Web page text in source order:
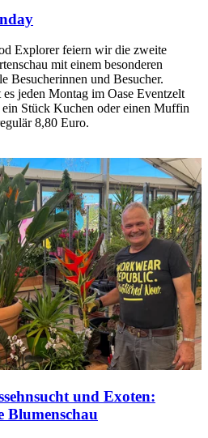
Explorer feiern wir die zweite
mit einem besonderen
Besucherinnen und Besucher.
jeden Montag im Oase Eventzelt
Stück Kuchen oder einen Muffin
8,80 Euro.
und Exoten:
Blumenschau